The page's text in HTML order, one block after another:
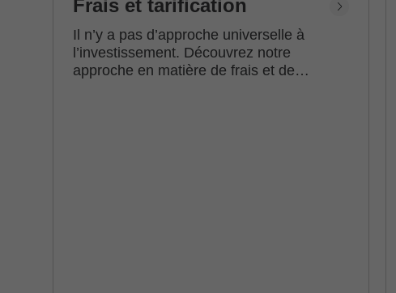
Frais et tarification
Il n’y a pas d’approche universelle à
l’investissement. Découvrez notre
approche en matière de frais et de